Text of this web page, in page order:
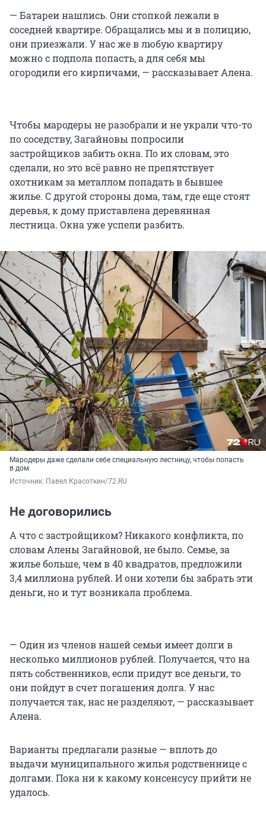
— Батареи нашлись. Они стопкой лежали в
соседней квартире. Обращались мы и в полицию,
они приезжали. У нас же в любую квартиру
можно с подпола попасть, а для себя мы
огородили его кирпичами, — рассказывает Алена.
Чтобы мародеры не разобрали и не украли что-то
по соседству, Загайновы попросили
застройщиков забить окна. По их словам, это
сделали, но это всё равно не препятствует
охотникам за металлом попадать в бывшее
жилье. С другой стороны дома, там, где еще стоят
деревья, к дому приставлена деревянная
лестница. Окна уже успели разбить.
Мародеры даже сделали себе специальную лестницу, чтобы попасть
в дом
Источник: Павел Красоткин/72.RU
Не договорились
А что с застройщиком? Никакого конфликта, по
словам Алены Загайновой, не было. Семье, за
жилье больше, чем в 40 квадратов, предложили
3,4 миллиона рублей. И они хотели бы забрать эти
деньги, но и тут возникала проблема.
— Один из членов нашей семьи имеет долги в
несколько миллионов рублей. Получается, что на
пять собственников, если придут все деньги, то
они пойдут в счет погашения долга. У нас
получается так, нас не разделяют, — рассказывает
Алена.
Варианты предлагали разные — вплоть до
выдачи муниципального жилья родственнице с
долгами. Пока ни к какому консенсусу прийти не
удалось.